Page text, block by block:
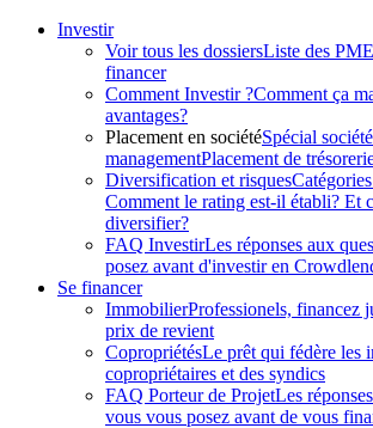
Investir
Voir tous les dossiersListe des
financer
Comment Investir ?Comment ça
avantages?
Placement en sociétéSpécial
managementPlacement de
Diversification et risques
Comment le rating est-il établi? Et
diversifier?
FAQ InvestirLes réponses aux
posez avant d'investir en
Se financer
ImmobilierProfessionels, financez
prix de revient
CopropriétésLe prêt qui fédère les
copropriétaires et des syndics
FAQ Porteur de ProjetLes
vous vous posez avant de vous